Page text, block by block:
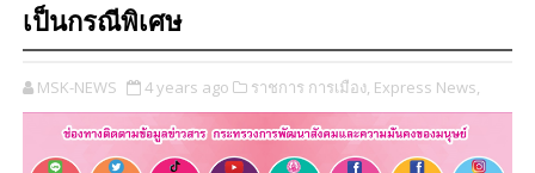
เป็นกรณีพิเศษ
MSK-NEWS 4 years ago ราชการ การเมือง, Express News,